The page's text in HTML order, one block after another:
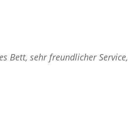
Bett, sehr freundlicher Service,